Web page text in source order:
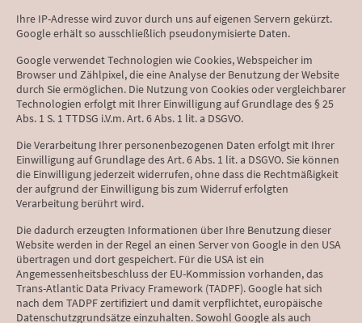
Ihre IP-Adresse wird zuvor durch uns auf eigenen Servern gekürzt.
Google erhält so ausschließlich pseudonymisierte Daten.
Google verwendet Technologien wie Cookies, Webspeicher im
Browser und Zählpixel, die eine Analyse der Benutzung der Website
durch Sie ermöglichen. Die Nutzung von Cookies oder vergleichbarer
Technologien erfolgt mit Ihrer Einwilligung auf Grundlage des § 25
Abs. 1 S. 1 TTDSG i.V.m. Art. 6 Abs. 1 lit. a DSGVO.
Die Verarbeitung Ihrer personenbezogenen Daten erfolgt mit Ihrer
Einwilligung auf Grundlage des Art. 6 Abs. 1 lit. a DSGVO. Sie können
die Einwilligung jederzeit widerrufen, ohne dass die Rechtmäßigkeit
der aufgrund der Einwilligung bis zum Widerruf erfolgten
Verarbeitung berührt wird.
Die dadurch erzeugten Informationen über Ihre Benutzung dieser
Website werden in der Regel an einen Server von Google in den USA
übertragen und dort gespeichert. Für die USA ist ein
Angemessenheitsbeschluss der EU-Kommission vorhanden, das
Trans-Atlantic Data Privacy Framework (TADPF). Google hat sich
nach dem TADPF zertifiziert und damit verpflichtet, europäische
Datenschutzgrundsätze einzuhalten. Sowohl Google als auch